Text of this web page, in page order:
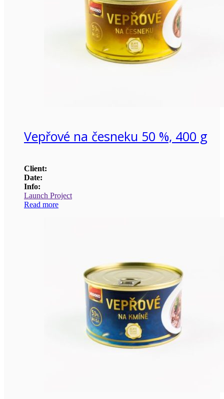
Vepřové na česneku 50 %, 400 g
Client:
Date:
Info:
Launch Project
Read more